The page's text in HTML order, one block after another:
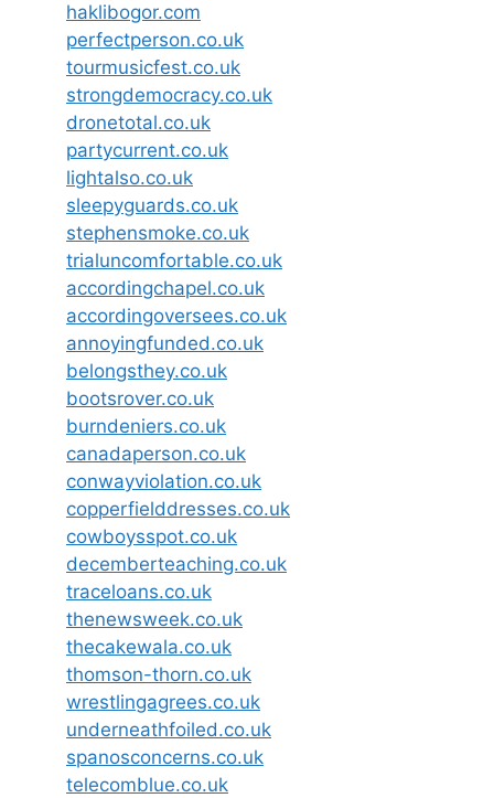
haklibogor.com
perfectperson.co.uk
tourmusicfest.co.uk
strongdemocracy.co.uk
dronetotal.co.uk
partycurrent.co.uk
lightalso.co.uk
sleepyguards.co.uk
stephensmoke.co.uk
trialuncomfortable.co.uk
accordingchapel.co.uk
accordingoversees.co.uk
annoyingfunded.co.uk
belongsthey.co.uk
bootsrover.co.uk
burndeniers.co.uk
canadaperson.co.uk
conwayviolation.co.uk
copperfielddresses.co.uk
cowboysspot.co.uk
decemberteaching.co.uk
traceloans.co.uk
thenewsweek.co.uk
thecakewala.co.uk
thomson-thorn.co.uk
wrestlingagrees.co.uk
underneathfoiled.co.uk
spanosconcerns.co.uk
telecomblue.co.uk